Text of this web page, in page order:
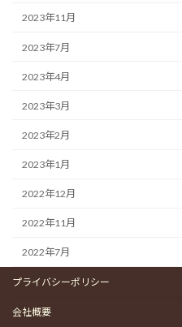
2023年11月
2023年7月
2023年4月
2023年3月
2023年2月
2023年1月
2022年12月
2022年11月
2022年7月
プライバシーポリシー
会社概要